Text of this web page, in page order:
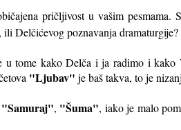
pričljivost u vašim
Delčićevog poznavanja dramaturgije?
u tome kako Delča i ja radimo i kako
"Ljubav" je baš takva, to je
"Samuraj", "Šuma", iako je malo